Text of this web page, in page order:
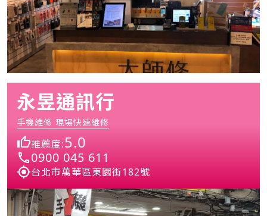
永昱通訊行
手機維修 現場快速維修
推薦度:5.0
0900 045 611
台北市萬華區東園街182號